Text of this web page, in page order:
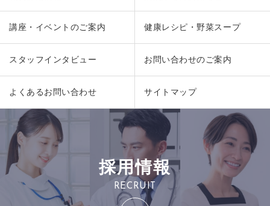
講座・イベントのご案内 健康レシピ・野菜スープ
スタッフインタビュー お問い合わせのご案内
よくあるお問い合わせ サイトマップ
採用情報
RECRUIT